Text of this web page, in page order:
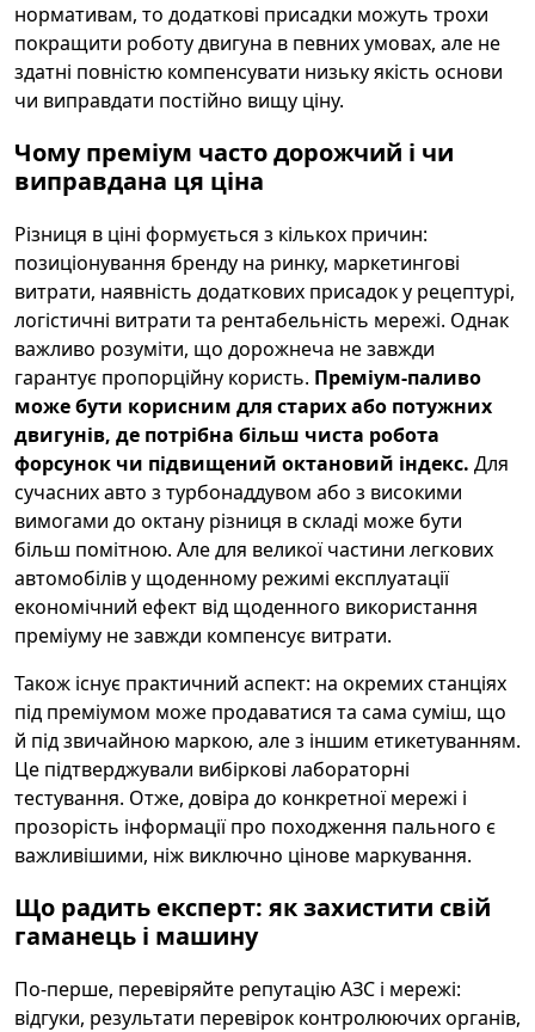
нормативам, то додаткові присадки можуть трохи
покращити роботу двигуна в певних умовах, але не
здатні повністю компенсувати низьку якість основи
чи виправдати постійно вищу ціну.
Чому преміум часто дорожчий і чи
виправдана ця ціна
Різниця в ціні формується з кількох причин:
позиціонування бренду на ринку, маркетингові
витрати, наявність додаткових присадок у рецептурі,
логістичні витрати та рентабельність мережі. Однак
важливо розуміти, що дорожнеча не завжди
гарантує пропорційну користь. Преміум-паливо
може бути корисним для старих або потужних
двигунів, де потрібна більш чиста робота
форсунок чи підвищений октановий індекс. Для
сучасних авто з турбонаддувом або з високими
вимогами до октану різниця в складі може бути
більш помітною. Але для великої частини легкових
автомобілів у щоденному режимі експлуатації
економічний ефект від щоденного використання
преміуму не завжди компенсує витрати.
Також існує практичний аспект: на окремих станціях
під преміумом може продаватися та сама суміш, що
й під звичайною маркою, але з іншим етикетуванням.
Це підтверджували вибіркові лабораторні
тестування. Отже, довіра до конкретної мережі і
прозорість інформації про походження пального є
важливішими, ніж виключно цінове маркування.
Що радить експерт: як захистити свій
гаманець і машину
По-перше, перевіряйте репутацію АЗС і мережі:
відгуки, результати перевірок контролюючих органів,